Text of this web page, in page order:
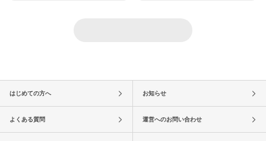
はじめての方へ お知らせ
よくある質問 運営へのお問い合わせ